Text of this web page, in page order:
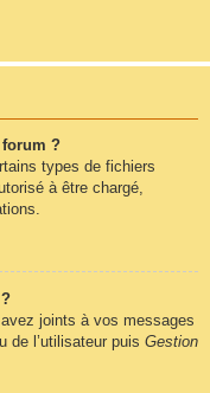
?
types de fichiers
à être chargé,
joints à vos messages
de l’utilisateur puis Gestion